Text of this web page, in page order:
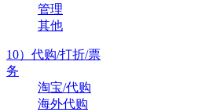
管理
其他
10）代购/打折/票
务
淘宝/代购
海外代购